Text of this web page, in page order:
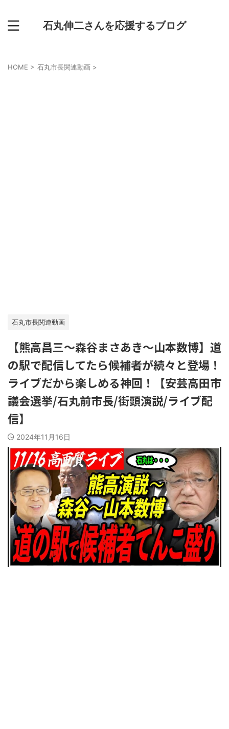
石丸伸二さんを応援するブログ
HOME > 石丸市長関連動画 >
石丸市長関連動画
【熊高昌三〜森谷まさあき〜山本数博】道
の駅で配信してたら候補者が続々と登場！
ライブだから楽しめる神回！【安芸高田市
議会選挙/石丸前市長/街頭演説/ライブ配
信】
2024年11月16日